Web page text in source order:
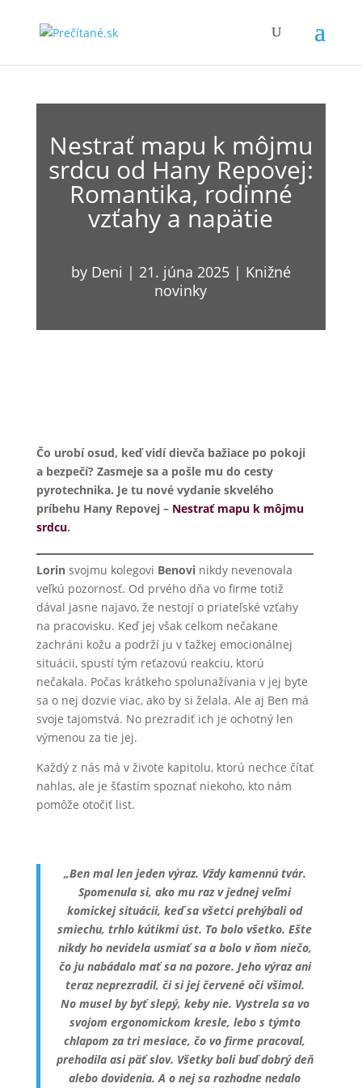
Nestrať mapu k môjmu
srdcu od Hany Repovej:
Romantika, rodinné
vzťahy a napätie
by Deni | 21. júna 2025| Knižné
novinky
Čo urobí osud, keď vidí dievča bažiace po pokoji
a bezpečí? Zasmeje sa a pošle mu do cesty
pyrotechnika. Je tu nové vydanie skvelého
príbehu Hany Repovej – Nestrať mapu k môjmu
srdcu.
Lorinsvojmu kolegovi Benovinikdy nevenovala
veľkú pozornosť. Od prvého dňa vo firme totiž
dával jasne najavo, že nestojí o priateľské vzťahy
na pracovisku. Keď jej však celkom nečakane
zachráni kožu a podrží ju v ťažkej emocionálnej
situácii, spustí tým reťazovú reakciu, ktorú
nečakala. Počas krátkeho spolunažívania v jej byte
sa o nej dozvie viac, ako by si želala. Ale aj Ben má
svoje tajomstvá. No prezradiť ich je ochotný len
výmenou za tie jej.
Každý z nás má v živote kapitolu, ktorú nechce čítať
nahlas, ale je šťastím spoznať niekoho, kto nám
pomôže otočiť list.
„Ben mal len jeden výraz. Vždy kamennú tvár.
Spomenula si, ako mu raz v jednej veľmi
komickej situácii, keď sa všetci prehýbali od
smiechu, trhlo kútikmi úst. To bolo všetko. Ešte
nikdy ho nevidela usmiať sa a bolo v ňom niečo,
čo ju nabádalo mať sa na pozore. Jeho výraz ani
teraz neprezradil, či si jej červené oči všimol.
No musel by byť slepý, keby nie. Vystrela sa vo
svojom ergonomickom kresle, lebo s týmto
chlapom za tri mesiace, čo vo firme pracoval,
prehodila asi päť slov. Všetky boli buď dobrý deň
alebo dovidenia. A o nej sa rozhodne nedalo